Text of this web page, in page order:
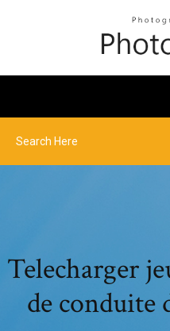
Telecharger
de conduite